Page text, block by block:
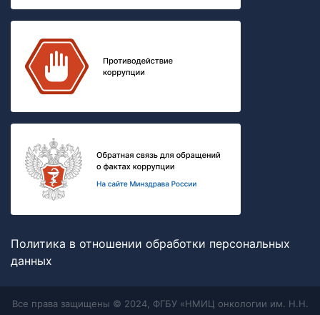
Политика в отношении обработки персональных
данных
Все права защищены © 2024, ФГБУ «НМИЦ онкологии им. Н.Н.